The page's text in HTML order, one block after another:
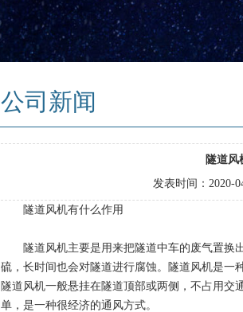
公司新闻
隧道风
发表时间： 2020-
隧道风机有什么作用
隧道风机主要是用来把隧道中车的废气置换
硫，长时间也会对隧道进行腐蚀。隧道风机是一
隧道风机一般悬挂在隧道顶部或两侧，不占用
单，是一种很经济的通风方式。